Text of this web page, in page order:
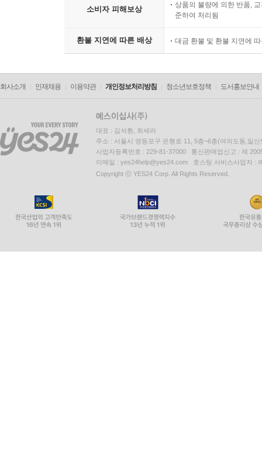
소비자 피해보상
상품의 불량에 의한 반품,
준하여 처리됨
환불 지연에 따른 배상 대금 환불 및 환불 지연에
회사소개 인재채용 이용약관 개인정보처리방침 청소년보호정책 도서홍보안내
대표 : 김석환, 최세라
주소 : 서울시 영등포구 은행로 11, 5층~6층(여의도동,일신
사업자등록번호 : 229-81-37000 통신판매업신고 : 제
이메일 : yes24help@yes24.com 호스팅 서비스사업자 :
Copyright ⓒ YES24 Corp. All Rights Reserved.